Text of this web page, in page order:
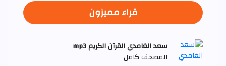
قراء مميزون
سعد الغامدي القرآن الكريم mp3
المصحف كامل